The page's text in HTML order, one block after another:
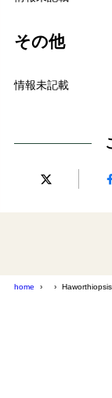
その他
情報未記載
home